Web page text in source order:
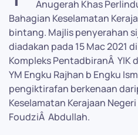
Anugerah Khas
Bahagian Keselamatan
bintang. Majlis penyerahan
diadakan pada 15 Mac 2021
Kompleks PentadbiranÂ YIK
YM Engku Rajhan b Engku
pengiktirafan berkenaan
Keselamatan Kerajaan
FoudziÂ Abdullah.